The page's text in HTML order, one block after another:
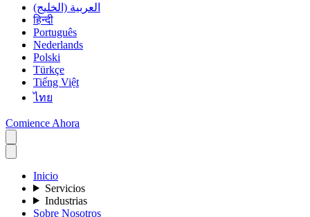
العربية (الخليج)
हिन्दी
Português
Nederlands
Polski
Türkçe
Tiếng Việt
ไทย
Comience Ahora
Inicio
Servicios
Industrias
Sobre Nosotros